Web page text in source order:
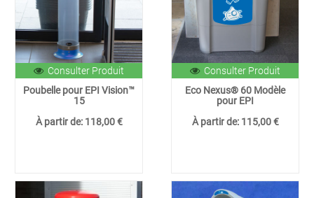
Consulter Produit
Poubelle pour EPI Vision™
15
À partir de: 118,00 €
Consulter Produit
Eco Nexus® 60 Modèle
pour EPI
À partir de: 115,00 €